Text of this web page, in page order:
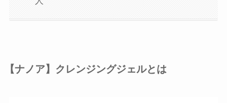
【ナノア】クレンジングジェルとは